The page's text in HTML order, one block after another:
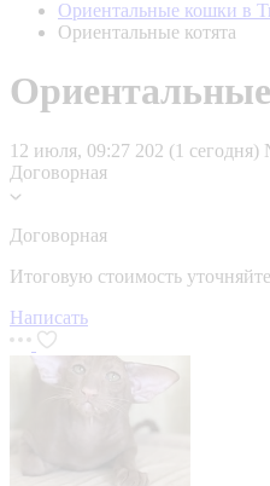
Ориентальные кошки в
Ориентальные котята
12 июля, 09:27 202 (1 сегодня)
Договорная
Договорная
Итоговую стоимость
Написать